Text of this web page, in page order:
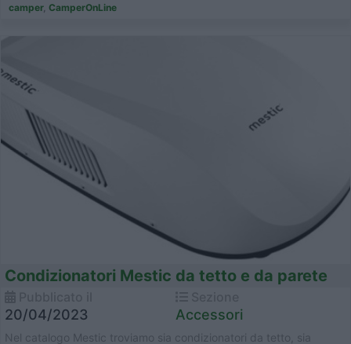
camper, CamperOnLine
Condizionatori Mestic da tetto e da parete
20/04/2023 Accessori
Nel catalogo Mestic troviamo sia condizionatori da tetto, sia